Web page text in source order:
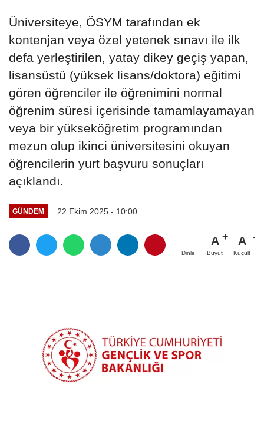
Üniversiteye, ÖSYM tarafından ek
kontenjan veya özel yetenek sınavı ile ilk
defa yerleştirilen, yatay dikey geçiş yapan,
lisansüstü (yüksek lisans/doktora) eğitimi
gören öğrenciler ile öğrenimini normal
öğrenim süresi içerisinde tamamlayamayan
veya bir yükseköğretim programından
mezun olup ikinci üniversitesini okuyan
öğrencilerin yurt başvuru sonuçları
açıklandı.
GÜNDEM 22 Ekim 2025 - 10:00
Dinle
A
Büyüt
A
Küçült